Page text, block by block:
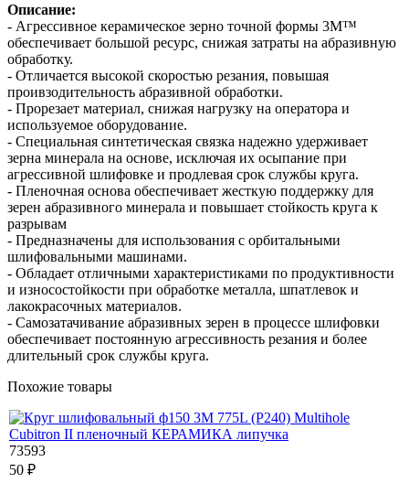
Описание:
- Агрессивное керамическое зерно точной формы 3M™
обеспечивает большой ресурс, снижая затраты на абразивную
обработку.
- Отличается высокой скоростью резания, повышая
проивзодительность абразивной обработки.
- Прорезает материал, снижая нагрузку на оператора и
используемое оборудование.
- Специальная синтетическая связка надежно удерживает
зерна минерала на основе, исключая их осыпание при
агрессивной шлифовке и продлевая срок службы круга.
- Пленочная основа обеспечивает жесткую поддержку для
зерен абразивного минерала и повышает стойкость круга к
разрывам
- Предназначены для использования с орбитальными
шлифовальными машинами.
- Обладает отличными характеристиками по продуктивности
и износостойкости при обработке металла, шпатлевок и
лакокрасочных материалов.
- Самозатачивание абразивных зерен в процессе шлифовки
обеспечивает постоянную агрессивность резания и более
длительный срок службы круга.
Похожие товары
73593
50 ₽